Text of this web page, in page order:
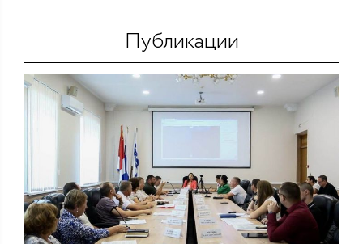
Публикации